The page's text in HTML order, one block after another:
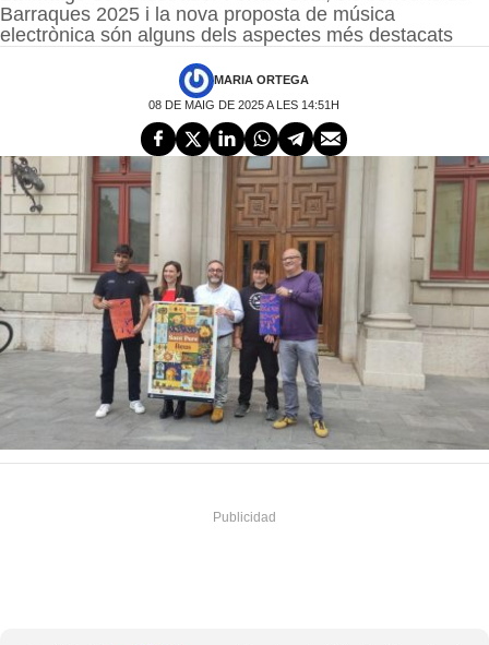
Barraques 2025 i la nova proposta de música
electrònica són alguns dels aspectes més destacats
MARIA ORTEGA
08 DE MAIG DE 2025 A LES 14:51H